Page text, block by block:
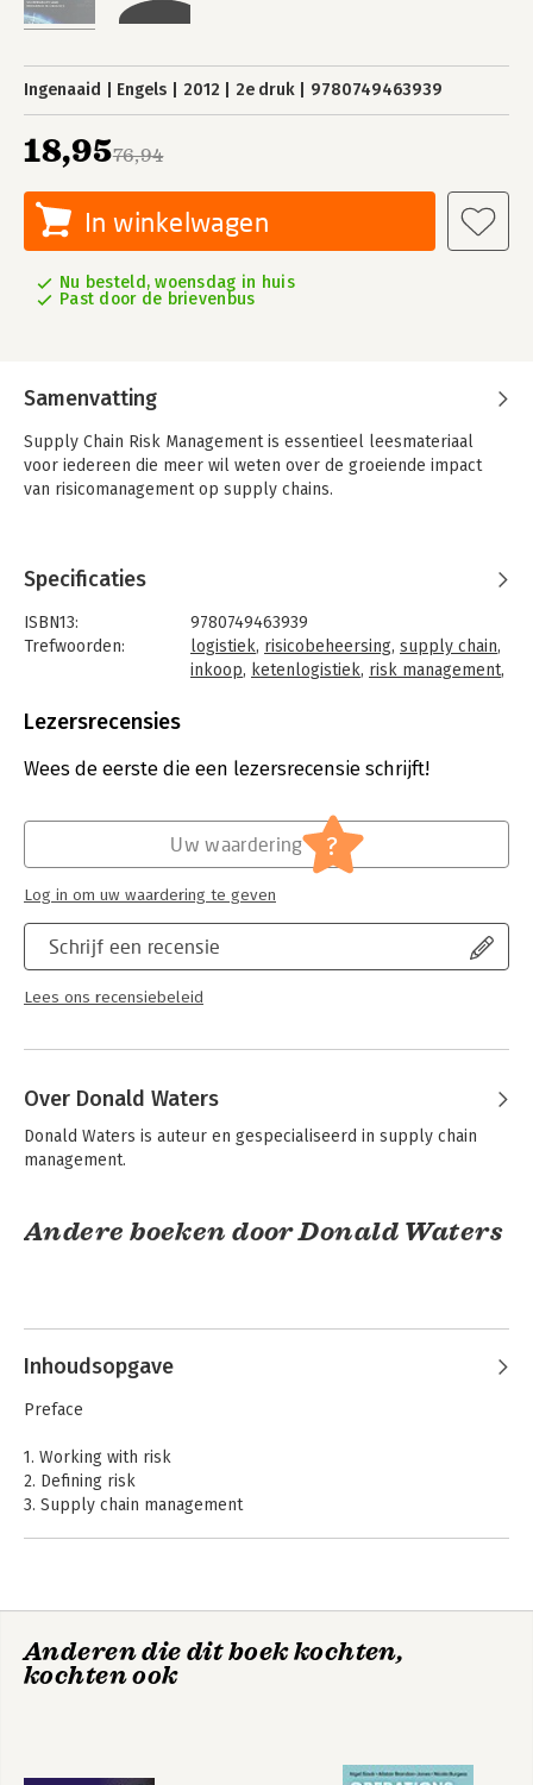
Ingenaaid Engels 2012 2e druk 9780749463939
76,94
18,95
In winkelwagen
Nu besteld, woensdag in huis
Past door de brievenbus
Samenvatting
Supply Chain Risk Management is essentieel leesmateriaal
voor iedereen die meer wil weten over de groeiende impact
van risicomanagement op supply chains.
Specificaties
ISBN13:
9780749463939
Trefwoorden:
logistiek, risicobeheersing, supply chain,
inkoop, ketenlogistiek, risk management,
Taal:
Aantal pagina's:
256
Verschijningsdatum:
30-10-2011
Hoofdrubriek:
Lezersrecensies
Wees de eerste die een lezersrecensie schrijft!
Schrijf een recensie
Lees ons recensiebeleid
Uw waardering ?
Log in om uw waardering te geven
Over Donald Waters
Donald Waters is auteur en gespecialiseerd in supply chain
management.
Andere boeken door Donald Waters
Quantitative
Bekijk alle boeken
Inhoudsopgave
Preface
1. Working with risk
2. Defining risk
3. Supply chain management
9. A network view of risk
10. Creating resilient supply chains
Anderen die dit boek kochten,
kochten ook